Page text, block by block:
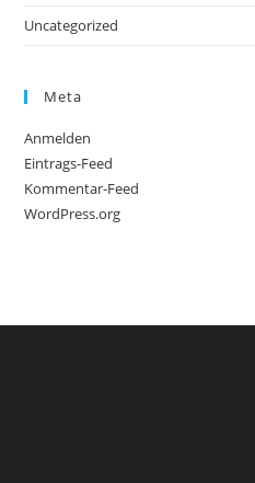
Uncategorized
Meta
Anmelden
Eintrags-Feed
Kommentar-Feed
WordPress.org